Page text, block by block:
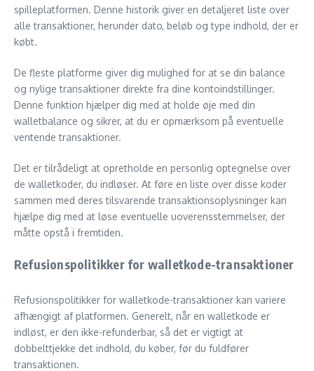
spilleplatformen. Denne historik giver en detaljeret liste over
alle transaktioner, herunder dato, beløb og type indhold, der er
købt.
De fleste platforme giver dig mulighed for at se din balance
og nylige transaktioner direkte fra dine kontoindstillinger.
Denne funktion hjælper dig med at holde øje med din
walletbalance og sikrer, at du er opmærksom på eventuelle
ventende transaktioner.
Det er tilrådeligt at opretholde en personlig optegnelse over
de walletkoder, du indløser. At føre en liste over disse koder
sammen med deres tilsvarende transaktionsoplysninger kan
hjælpe dig med at løse eventuelle uoverensstemmelser, der
måtte opstå i fremtiden.
Refusionspolitikker for walletkode-transaktioner
Refusionspolitikker for walletkode-transaktioner kan variere
afhængigt af platformen. Generelt, når en walletkode er
indløst, er den ikke-refunderbar, så det er vigtigt at
dobbelttjekke det indhold, du køber, før du fuldfører
transaktionen.